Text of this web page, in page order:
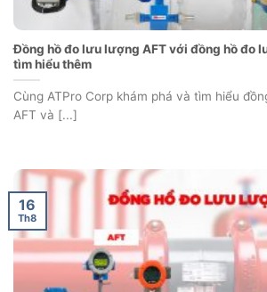
Đồng hồ đo lưu lượng AFT với đồng hồ đo
tìm hiểu thêm
Cùng ATPro Corp khám phá và tìm hiểu
AFT và [...]
16
Th8